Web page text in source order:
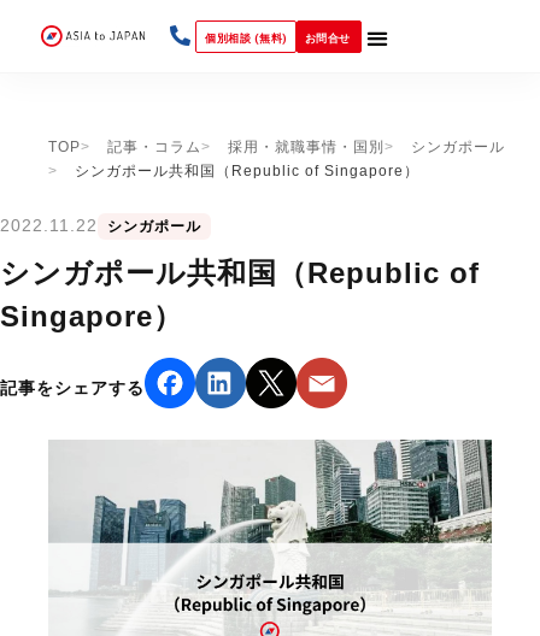
個別相談 (無料) お問合せ
TOP 記事・コラム 採用・就職事情・国別
シンガポール
シンガポール共和国（Republic of Singapore）
2022.11.22 シンガポール
シンガポール共和国（Republic of
Singapore）
記事をシェアする